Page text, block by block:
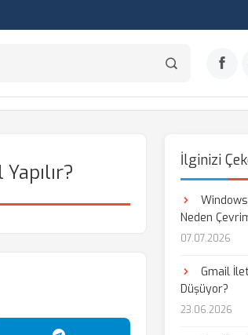
İlginizi
Windows
Neden
07.07.2026
Gmail
Düşüyor?
23.06.2026